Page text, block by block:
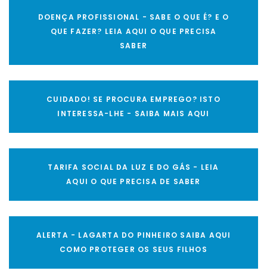
DOENÇA PROFISSIONAL - SABE O QUE É? E O
QUE FAZER? LEIA AQUI O QUE PRECISA
SABER
CUIDADO! SE PROCURA EMPREGO? ISTO
INTERESSA-LHE - SAIBA MAIS AQUI
TARIFA SOCIAL DA LUZ E DO GÁS - LEIA
AQUI O QUE PRECISA DE SABER
ALERTA - LAGARTA DO PINHEIRO SAIBA AQUI
COMO PROTEGER OS SEUS FILHOS